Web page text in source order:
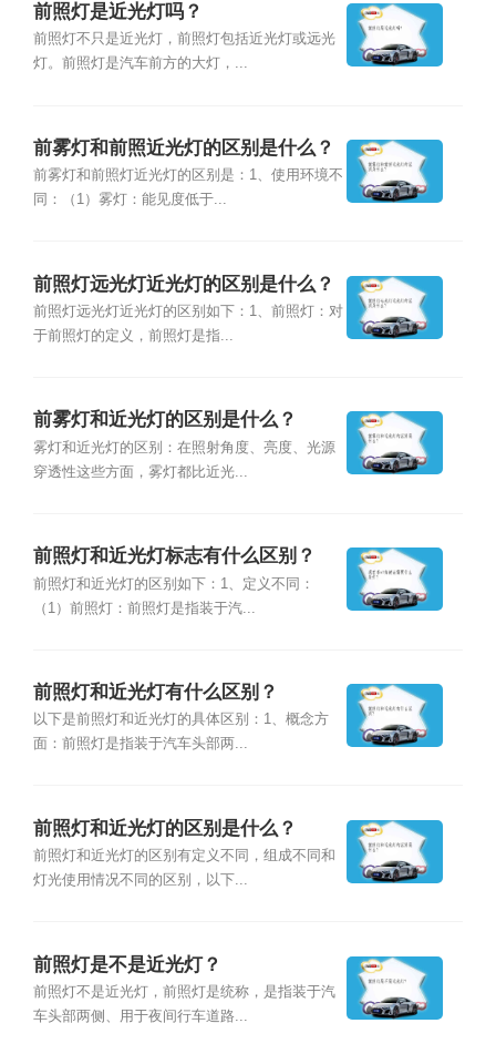
前照灯是近光灯吗？
前照灯不只是近光灯，前照灯包括近光灯或远光
灯。前照灯是汽车前方的大灯，...
前雾灯和前照近光灯的区别是什么？
前雾灯和前照灯近光灯的区别是：1、使用环境不
同：（1）雾灯：能见度低于...
前照灯远光灯近光灯的区别是什么？
前照灯远光灯近光灯的区别如下：1、前照灯：对
于前照灯的定义，前照灯是指...
前雾灯和近光灯的区别是什么？
雾灯和近光灯的区别：在照射角度、亮度、光源
穿透性这些方面，雾灯都比近光...
前照灯和近光灯标志有什么区别？
前照灯和近光灯的区别如下：1、定义不同：
（1）前照灯：前照灯是指装于汽...
前照灯和近光灯有什么区别？
以下是前照灯和近光灯的具体区别：1、概念方
面：前照灯是指装于汽车头部两...
前照灯和近光灯的区别是什么？
前照灯和近光灯的区别有定义不同，组成不同和
灯光使用情况不同的区别，以下...
前照灯是不是近光灯？
前照灯不是近光灯，前照灯是统称，是指装于汽
车头部两侧、用于夜间行车道路...